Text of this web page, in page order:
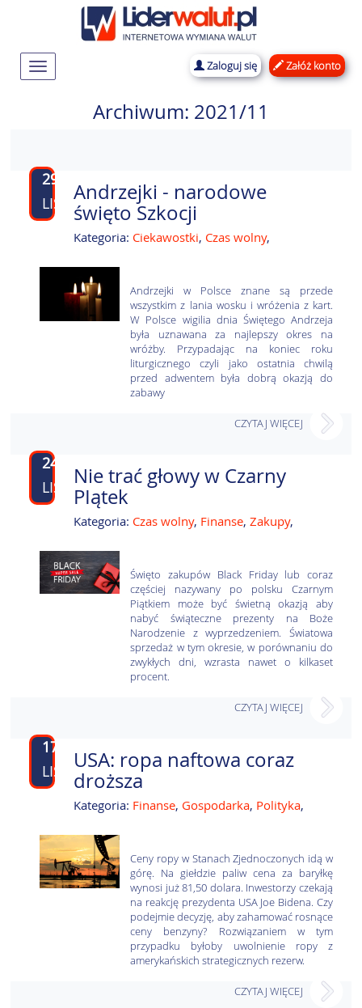
Rozwiń
nawigację
Zaloguj się Załóż konto
Archiwum: 2021/11
29
LIS
Andrzejki - narodowe
święto Szkocji
Kategoria: Ciekawostki, Czas wolny,
Andrzejki w Polsce znane są przede
wszystkim z lania wosku i wróżenia z kart.
W Polsce wigilia dnia Świętego Andrzeja
była uznawana za najlepszy okres na
wróżby. Przypadając na koniec roku
liturgicznego czyli jako ostatnia chwilą
przed adwentem była dobrą okazją do
zabawy
CZYTAJ WIĘCEJ
24
LIS
Nie trać głowy w Czarny
PIątek
Kategoria: Czas wolny, Finanse, Zakupy,
Święto zakupów Black Friday lub coraz
częściej nazywany po polsku Czarnym
Piątkiem może być świetną okazją aby
nabyć świąteczne prezenty na Boże
Narodzenie z wyprzedzeniem. Światowa
sprzedaż w tym okresie, w porównaniu do
zwykłych dni, wzrasta nawet o kilkaset
procent.
CZYTAJ WIĘCEJ
17
LIS
USA: ropa naftowa coraz
droższa
Kategoria: Finanse, Gospodarka, Polityka,
Ceny ropy w Stanach Zjednoczonych idą w
górę. Na giełdzie paliw cena za baryłkę
wynosi już 81,50 dolara. Inwestorzy czekają
na reakcję prezydenta USA Joe Bidena. Czy
podejmie decyzję, aby zahamować rosnące
ceny benzyny? Rozwiązaniem w tym
przypadku byłoby uwolnienie ropy z
amerykańskich strategicznych rezerw.
CZYTAJ WIĘCEJ